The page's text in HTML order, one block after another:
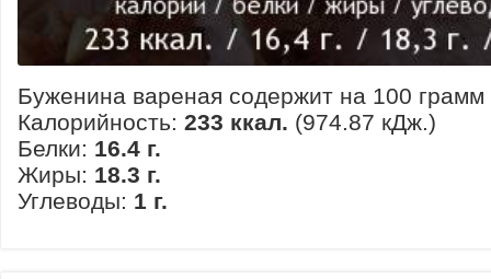
Буженина вареная содержит на 100 грамм
Калорийность: 233 ккал. (974.87 кДж.)
Белки: 16.4 г.
Жиры: 18.3 г.
Углеводы: 1 г.